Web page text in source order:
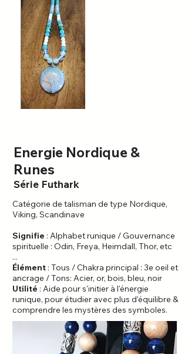
Energie Nordique &
Runes
Série Futhark
Catégorie de talisman de type Nordique,
Viking, Scandinave
Signifie : Alphabet runique / Gouvernance
spirituelle : Odin, Freya, Heimdall, Thor, etc
...
Élément : Tous / Chakra principal : 3e oeil et
ancrage / Tons: Acier, or, bois, bleu, noir
Utilité : Aide pour s'initier à l'énergie
runique, pour étudier avec plus d'équilibre &
comprendre les mystères des symboles.​